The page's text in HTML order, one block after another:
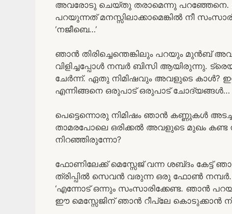
അവരോടു ചെയ്തു തരാമെന്നു പറഞ്ഞേനെ.
പറയുന്നത് മനസ്സിലാക്കാമെങ്കിൽ നീ
‘നജീബെ…’
ഞാൻ തിരിച്ചെന്തെങ്കിലും പറയും മുൻബ്
വിളിച്ചപ്പോൾ നമ്പർ ബിസി ആയിരുന്നു.
ചേർന്ന്. ഏതു നിമിഷവും അവളുടെ കാൾ?
എന്നിങ്ങനെ ഒരുപാട് ഒരുപാട് ചോദ്യങ്ങൾ…
പെട്ടെന്നൊരു നിമിഷം ഞാൻ കണ്ണുകൾ
താമരപോലെ ഒരിക്കൽ അവളുടെ മുഖം
നിറഞ്ഞിരുന്നോ?
ഫോണിലേക്ക് മെസ്സേജ് വന്ന ശബ്‌ദം
ത്രിപ്പിൽ സെവൻ വരുന്ന ഒരു ഫോൺ
‘എന്നോട് ഒന്നും സംസാരിക്കേണ്ട. ഞാൻ
ഈ മെസ്സേജിന് ഞാൻ റീപ്ലേ കൊടുക്കാൻ